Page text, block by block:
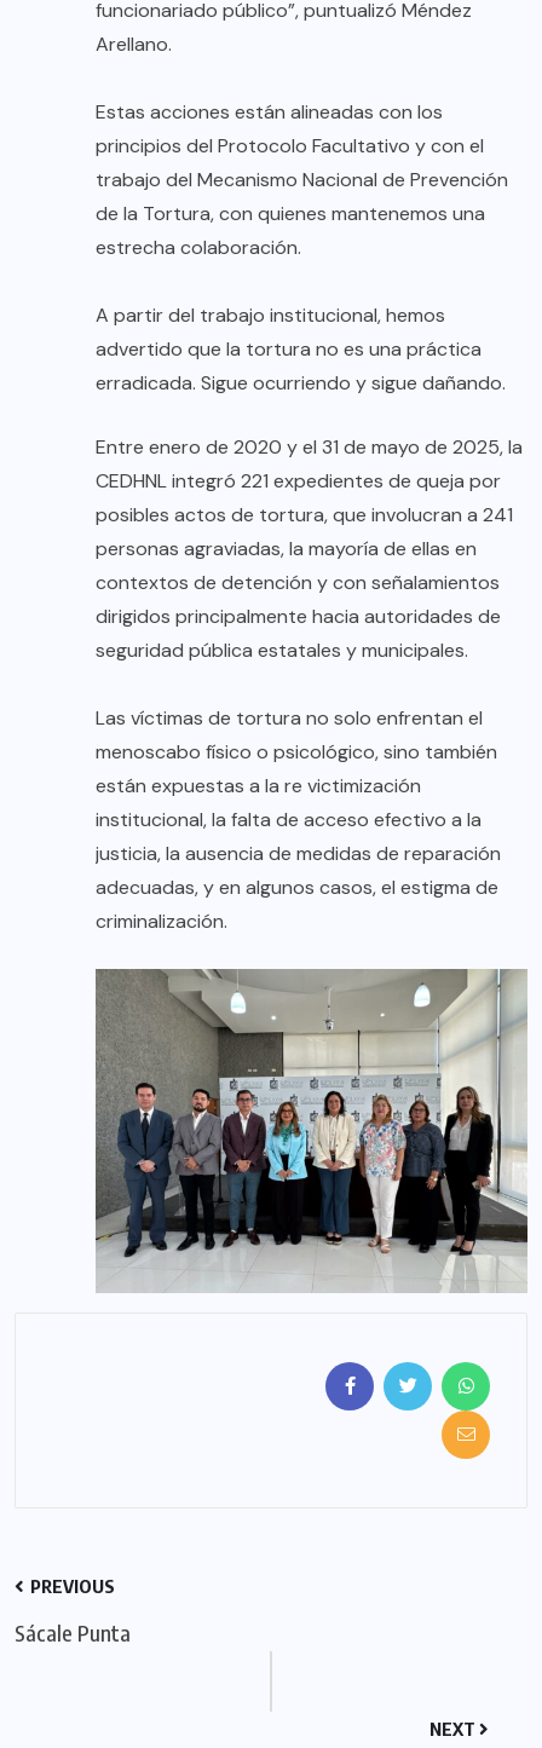
funcionariado público”, puntualizó Méndez
Arellano.
Estas acciones están alineadas con los
principios del Protocolo Facultativo y con el
trabajo del Mecanismo Nacional de Prevención
de la Tortura, con quienes mantenemos una
estrecha colaboración.
A partir del trabajo institucional, hemos
advertido que la tortura no es una práctica
erradicada. Sigue ocurriendo y sigue dañando.
Entre enero de 2020 y el 31 de mayo de 2025, la
CEDHNL integró 221 expedientes de queja por
posibles actos de tortura, que involucran a 241
personas agraviadas, la mayoría de ellas en
contextos de detención y con señalamientos
dirigidos principalmente hacia autoridades de
seguridad pública estatales y municipales.
Las víctimas de tortura no solo enfrentan el
menoscabo físico o psicológico, sino también
están expuestas a la re victimización
institucional, la falta de acceso efectivo a la
justicia, la ausencia de medidas de reparación
adecuadas, y en algunos casos, el estigma de
criminalización.
PREVIOUS
Sácale Punta
NEXT